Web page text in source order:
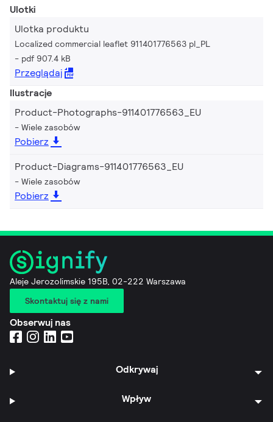
Ulotki
Ulotka produktu
Localized commercial leaflet 911401776563 pl_PL
pdf 907.4 kB
Przeglądaj
Ilustracje
Product-Photographs-911401776563_EU
Wiele zasobów
Pobierz
Product-Diagrams-911401776563_EU
Wiele zasobów
Pobierz
Aleje Jerozolimskie 195B, 02-222 Warszawa
Skontaktuj się z nami
Obserwuj nas
Odkrywaj
Wpływ